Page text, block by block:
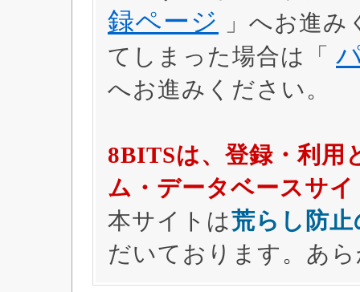
録ページ
」へお進
てしまった場合は「
へお進みください。
8BITSは、登録・利用
ム・データベースサ
本サイトは荒らし防
だいております。あ